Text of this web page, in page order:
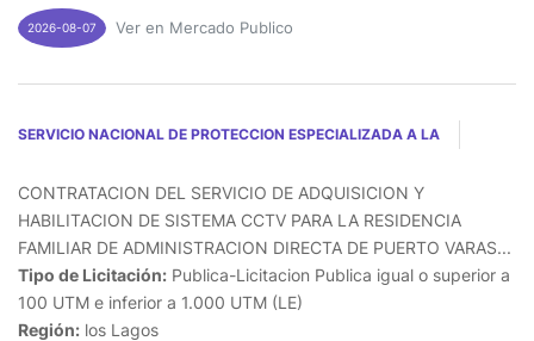
2026-08-07 Ver en Mercado Publico
SERVICIO NACIONAL DE PROTECCION ESPECIALIZADA A LA
CONTRATACION DEL SERVICIO DE ADQUISICION Y
HABILITACION DE SISTEMA CCTV PARA LA RESIDENCIA
FAMILIAR DE ADMINISTRACION DIRECTA DE PUERTO VARAS...
Tipo de Licitación: Publica-Licitacion Publica igual o superior a
100 UTM e inferior a 1.000 UTM (LE)
Región: los Lagos